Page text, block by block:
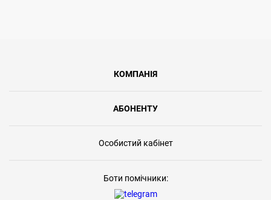
КОМПАНІЯ
АБОНЕНТУ
Особистий кабінет
Боти помічники: